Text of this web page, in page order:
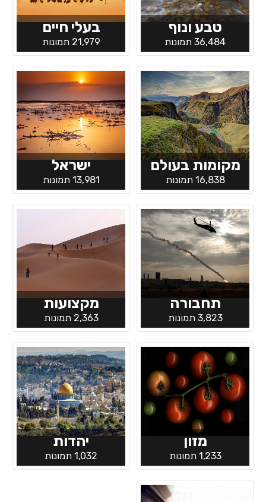
טבע ונוף
36,484 תמונות
בעלי חיים
21,979 תמונות
מקומות בעולם
16,838 תמונות
ישראל
13,981 תמונות
תחבורה
3,823 תמונות
מקצועות
2,363 תמונות
מזון
1,233 תמונות
יהדות
1,032 תמונות